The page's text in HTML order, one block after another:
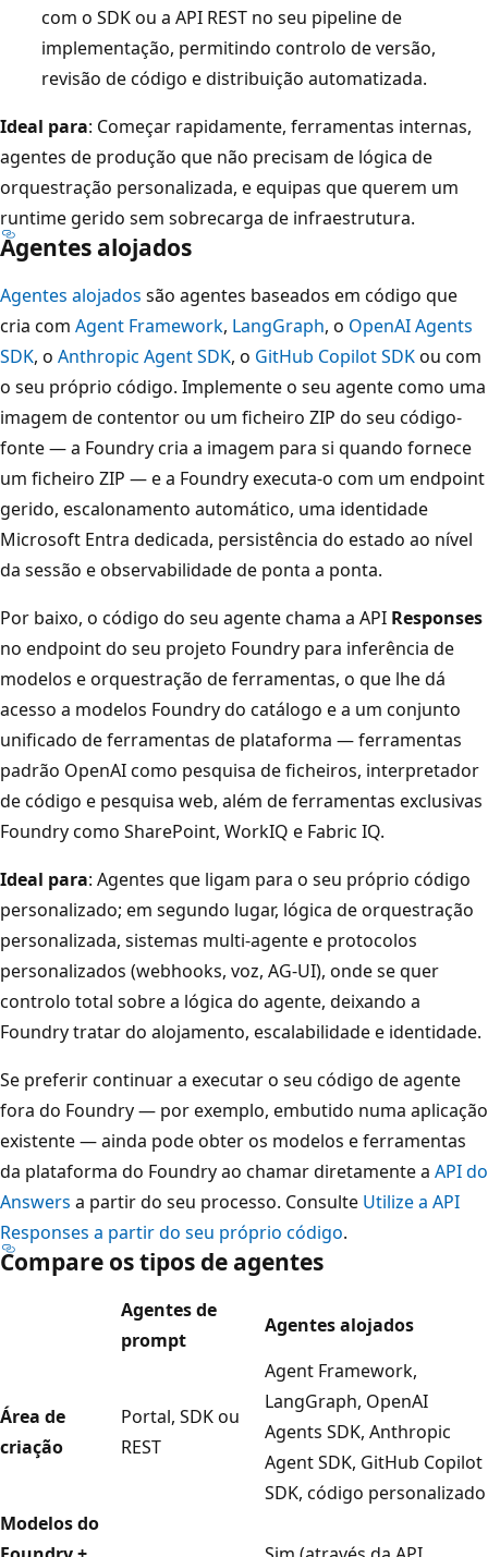
com o SDK ou a API REST no seu pipeline de
implementação, permitindo controlo de versão,
revisão de código e distribuição automatizada.
Ideal para: Começar rapidamente, ferramentas internas,
agentes de produção que não precisam de lógica de
orquestração personalizada, e equipas que querem um
runtime gerido sem sobrecarga de infraestrutura.
Agentes alojados
Agentes alojados são agentes baseados em código que
cria com Agent Framework, LangGraph, o OpenAI Agents
SDK, o Anthropic Agent SDK, o GitHub Copilot SDKou com
o seu próprio código. Implemente o seu agente como uma
imagem de contentor ou um ficheiro ZIP do seu código-
fonte — a Foundry cria a imagem para si quando fornece
um ficheiro ZIP — e a Foundry executa-o com um endpoint
gerido, escalonamento automático, uma identidade
Microsoft Entra dedicada, persistência do estado ao nível
da sessão e observabilidade de ponta a ponta.
Por baixo, o código do seu agente chama a API Responses
no endpoint do seu projeto Foundry para inferência de
modelos e orquestração de ferramentas, o que lhe dá
acesso a modelos Foundry do catálogo e a um conjunto
unificado de ferramentas de plataforma — ferramentas
padrão OpenAI como pesquisa de ficheiros, interpretador
de código e pesquisa web, além de ferramentas exclusivas
Foundry como SharePoint, WorkIQ e Fabric IQ.
Ideal para: Agentes que ligam para o seu próprio código
personalizado; em segundo lugar, lógica de orquestração
personalizada, sistemas multi-agente e protocolos
personalizados (webhooks, voz, AG-UI), onde se quer
controlo total sobre a lógica do agente, deixando a
Foundry tratar do alojamento, escalabilidade e identidade.
Se preferir continuar a executar o seu código de agente
fora do Foundry — por exemplo, embutido numa aplicação
existente — ainda pode obter os modelos e ferramentas
da plataforma do Foundry ao chamar diretamente a API do
Answers a partir do seu processo. Consulte Utilize a API
Responses a partir do seu próprio código.
Compare os tipos de agentes
Agentes de
prompt
Agentes alojados
Área de
criação
Portal, SDK ou
REST
Agent Framework,
LangGraph, OpenAI
Agents SDK, Anthropic
Agent SDK, GitHub Copilot
SDK, código personalizado
Modelos do